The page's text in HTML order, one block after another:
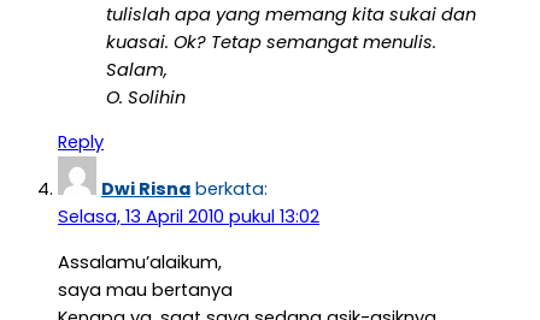
tulislah apa yang memang kita sukai dan
kuasai. Ok? Tetap semangat menulis.
Salam,
O. Solihin
Reply
Dwi Risna berkata:
Selasa, 13 April 2010 pukul 13:02
Assalamu’alaikum,
saya mau bertanya